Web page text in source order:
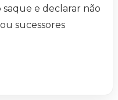
e declarar não
sucessores